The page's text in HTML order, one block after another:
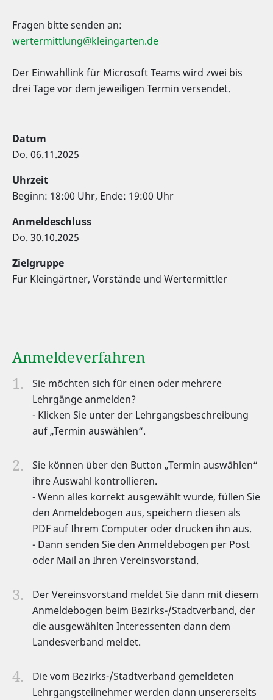
Fragen bitte senden an:
wertermittlung@kleingarten.de
Der Einwahllink für Microsoft Teams wird zwei bis
drei Tage vor dem jeweiligen Termin versendet.
Datum
Do. 06.11.2025
Uhrzeit
Beginn: 18:00 Uhr, Ende: 19:00 Uhr
Anmeldeschluss
Do. 30.10.2025
Zielgruppe
Für Kleingärtner, Vorstände und Wertermittler
Anmeldeverfahren
Sie möchten sich für einen oder mehrere
Lehrgänge anmelden?
- Klicken Sie unter der Lehrgangsbeschreibung
auf „Termin auswählen“.
Sie können über den Button „Termin auswählen“
ihre Auswahl kontrollieren.
- Wenn alles korrekt ausgewählt wurde, füllen Sie
den Anmeldebogen aus, speichern diesen als
PDF auf Ihrem Computer oder drucken ihn aus.
- Dann senden Sie den Anmeldebogen per Post
oder Mail an Ihren Vereinsvorstand.
Der Vereinsvorstand meldet Sie dann mit diesem
Anmeldebogen beim Bezirks-/Stadtverband, der
die ausgewählten Interessenten dann dem
Landesverband meldet.
Die vom Bezirks-/Stadtverband gemeldeten
Lehrgangsteilnehmer werden dann unsererseits